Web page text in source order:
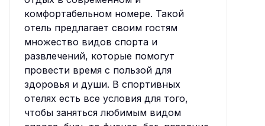
комфортабельном номере. Такой
отель предлагает своим гостям
множество видов спорта и
развлечений, которые помогут
провести время с пользой для
здоровья и души. В спортивных
отелях есть все условия для того,
чтобы заняться любимым видом